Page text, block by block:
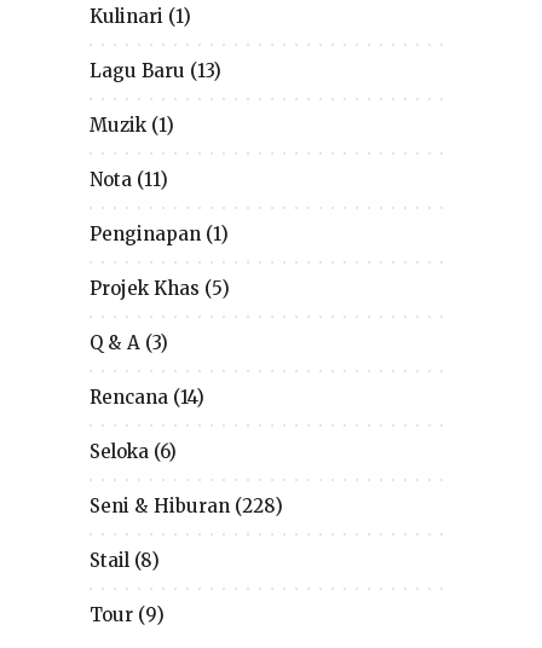
Kulinari (1)
Lagu Baru (13)
Muzik(1)
Nota (11)
Penginapan (1)
Projek Khas (5)
Q & A (3)
Rencana (14)
Seloka (6)
Seni & Hiburan (228)
Stail (8)
Tour (9)